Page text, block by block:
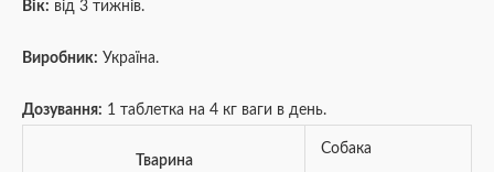
Вік: від 3 тижнів.
Виробник: Україна.
Дозування: 1 таблетка на 4 кг ваги в день.
Тварина
Собака